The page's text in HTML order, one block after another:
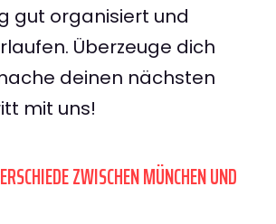
gut organisiert und
Überzeuge dich
deinen nächsten
mit uns!
ZWISCHEN MÜNCHEN UND